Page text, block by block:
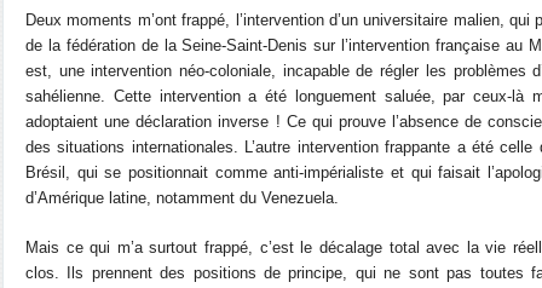
Deux moments m’ont frappé, l’intervention d’un universitaire malien,
de la fédération de la Seine-Saint-Denis sur l’intervention française au
est, une intervention néo-coloniale, incapable de régler les problèmes
sahélienne. Cette intervention a été longuement saluée, par ceux-là
adoptaient une déclaration inverse ! Ce qui prouve l’absence de
des situations internationales. L’autre intervention frappante a été
Brésil, qui se positionnait comme anti-impérialiste et qui faisait
d’Amérique latine, notamment du Venezuela.
Mais ce qui m’a surtout frappé, c’est le décalage total avec la vie
clos. Ils prennent des positions de principe, qui ne sont pas toutes